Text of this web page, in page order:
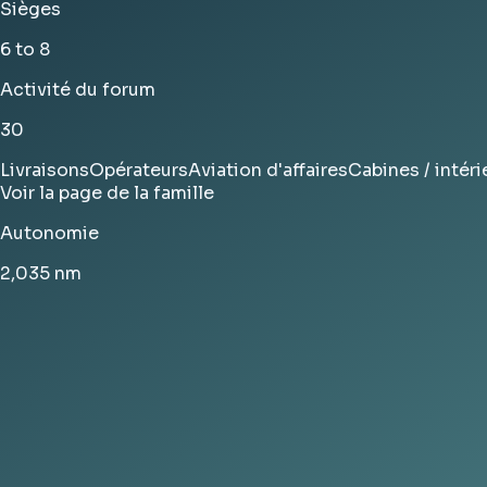
Sièges
6 to 8
Activité du forum
30
LivraisonsOpérateursAviation d'affairesCabines /
Voir la page de la famille
Autonomie
2,035 nm